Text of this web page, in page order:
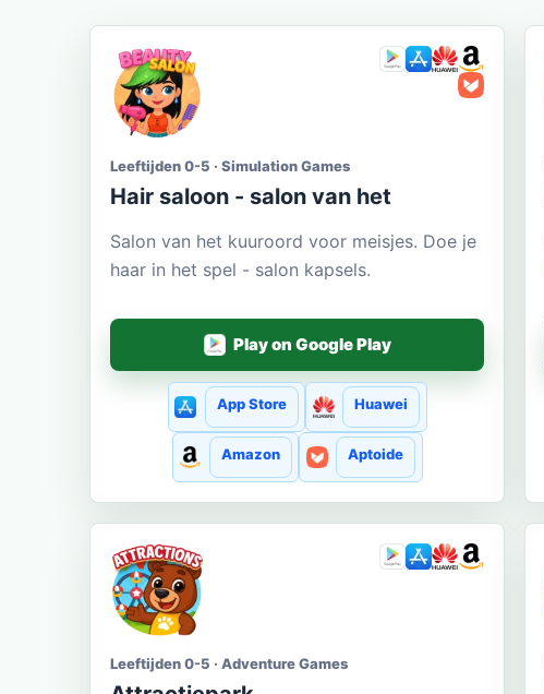
Leeftijden 0-5 · Simulation Games
Hair saloon - salon van het
Salon van het kuuroord voor meisjes. Doe je
haar in het spel - salon kapsels.
Play on Google Play
App Store Huawei
Amazon Aptoide
Leeftijden 0-5 · Adventure Games